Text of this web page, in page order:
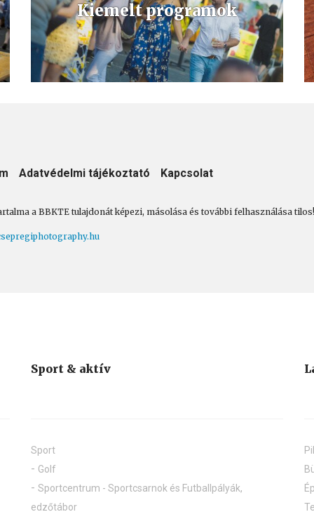
Kiemelt programok
Adatvédelmi tájékoztató Kapcsolat
a BBKTE tulajdonát képezi, másolása és további felhasználása tilos!
Sport & aktív
Sport
Golf
Sportcentrum - Sportcsarnok és Futballpályák,
edzőtábor